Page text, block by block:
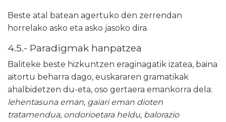
Beste atal batean agertuko den zerrendan
horrelako asko eta asko jasoko dira.
4.5.- Paradigmak hanpatzea
Baliteke beste hizkuntzen eraginagatik izatea, baina
aitortu beharra dago, euskararen gramatikak
ahalbidetzen du-eta, oso gertaera emankorra dela:
lehentasuna eman, gaiari eman dioten
tratamendua, ondorioetara heldu, balorazio